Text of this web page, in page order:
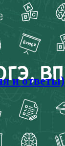
и ответы)